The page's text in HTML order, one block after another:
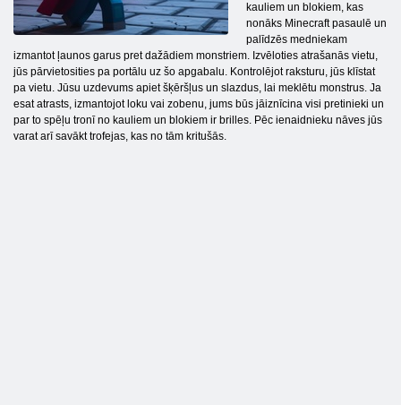
kauliem un blokiem, kas
nonāks Minecraft pasaulē un
palīdzēs medniekam
izmantot ļaunos garus pret dažādiem monstriem. Izvēloties atrašanās vietu,
jūs pārvietosities pa portālu uz šo apgabalu. Kontrolējot raksturu, jūs klīstat
pa vietu. Jūsu uzdevums apiet šķēršļus un slazdus, lai meklētu monstrus. Ja
esat atrasts, izmantojot loku vai zobenu, jums būs jāiznīcina visi pretinieki un
par to spēļu tronī no kauliem un blokiem ir brilles. Pēc ienaidnieku nāves jūs
varat arī savākt trofejas, kas no tām kritušās.